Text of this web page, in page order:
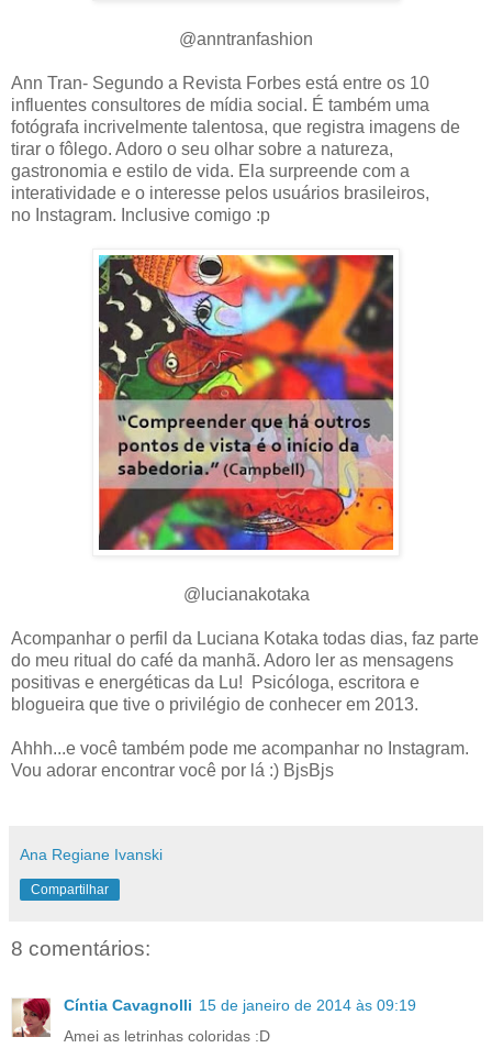
@anntranfashion
Ann Tran- Segundo a Revista Forbes está entre os 10
influentes consultores de mídia social. É também uma
fotógrafa incrivelmente talentosa, que registra imagens de
tirar o fôlego. Adoro o seu olhar sobre a natureza,
gastronomia e estilo de vida. Ela surpreende com a
interatividade e o interesse pelos usuários brasileiros,
no Instagram. Inclusive comigo :p
@lucianakotaka
Acompanhar o perfil da Luciana Kotaka todas dias, faz parte
do meu ritual do café da manhã. Adoro ler as mensagens
positivas e energéticas da Lu! Psicóloga, escritora e
blogueira que tive o privilégio de conhecer em 2013.
Ahhh...e você também pode me acompanhar no Instagram.
Vou adorar encontrar você por lá :) BjsBjs
Ana Regiane Ivanski
Compartilhar
8 comentários:
Cíntia Cavagnolli 15 de janeiro de 2014 às 09:19
Amei as letrinhas coloridas :D